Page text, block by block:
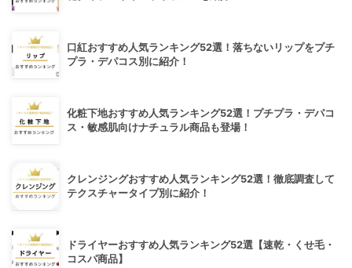
口紅おすすめ人気ランキング52選！落ちないリップをプチ
プラ・デパコス別に紹介！
化粧下地おすすめ人気ランキング52選！プチプラ・デパコ
ス・敏感肌向けナチュラル商品も登場！
クレンジングおすすめ人気ランキング52選！徹底調査して
テクスチャータイプ別に紹介！
ドライヤーおすすめ人気ランキング52選【速乾・くせ毛・
コスパ商品】